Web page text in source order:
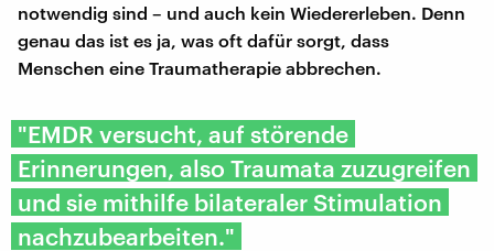
notwendig sind – und auch kein Wiedererleben. Denn
genau das ist es ja, was oft dafür sorgt, dass
Menschen eine Traumatherapie abbrechen.
"EMDR versucht, auf störende
Erinnerungen, also Traumata zuzugreifen
und sie mithilfe bilateraler Stimulation
nachzubearbeiten."